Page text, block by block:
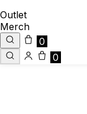
Outlet
Merch
0
0